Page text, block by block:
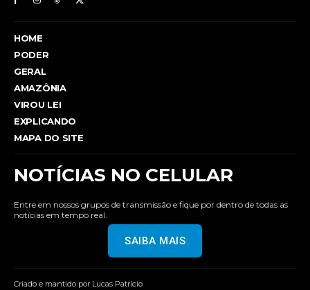
HOME
PODER
GERAL
AMAZÔNIA
VIROU LEI
EXPLICANDO
MAPA DO SITE
NOTÍCIAS NO CELULAR
Entre em nossos grupos de transmissão e fique por dentro de todas as
notícias em tempo real.
SAIBA MAIS
Criado e mantido por Lucas Patrício